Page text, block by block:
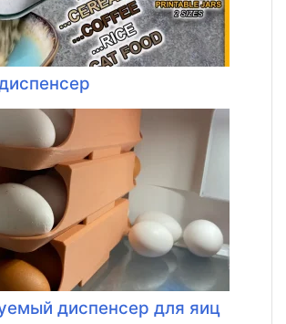
диспенсер для яиц